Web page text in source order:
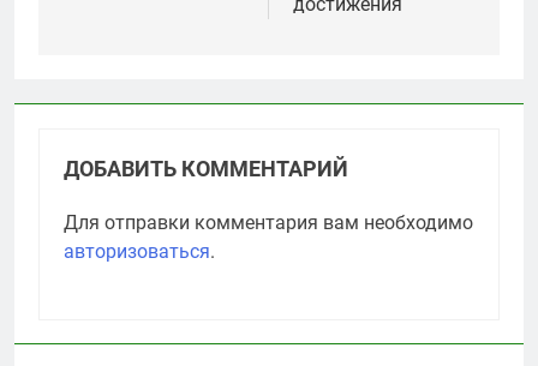
достижения
ДОБАВИТЬ КОММЕНТАРИЙ
Для отправки комментария вам необходимо
авторизоваться.